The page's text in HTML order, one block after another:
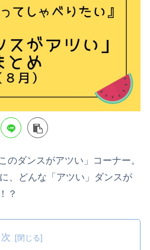
のダンスがアツい」コーナー。
、どんな「アツい」ダンスが
？
次